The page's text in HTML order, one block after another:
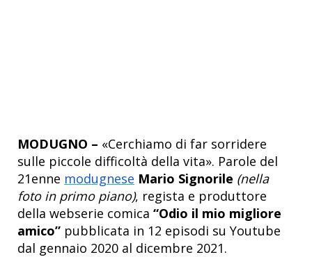
MODUGNO – «Cerchiamo di far sorridere
sulle piccole difficoltà della vita». Parole del
21enne modugnese Mario Signorile (nella
foto in primo piano), regista e produttore
della webserie comica “Odio il mio migliore
amico” pubblicata in 12 episodi su Youtube
dal gennaio 2020 al dicembre 2021.